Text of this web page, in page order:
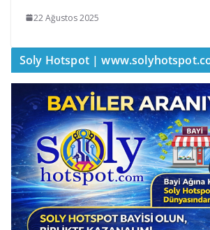
22 Ağustos 2025
Soly Hotspot |